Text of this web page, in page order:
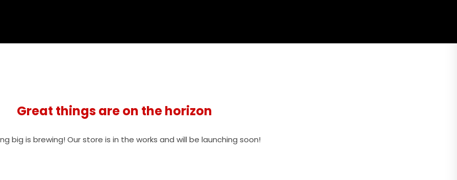
Great things are on the horizon
big is brewing! Our store is in the works and will be launching soon!